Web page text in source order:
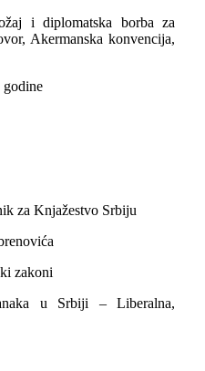
i diplomatska borba za
Akermanska konvencija,
godine
za Knjažestvo Srbiju
zakoni
u Srbiji – Liberalna,